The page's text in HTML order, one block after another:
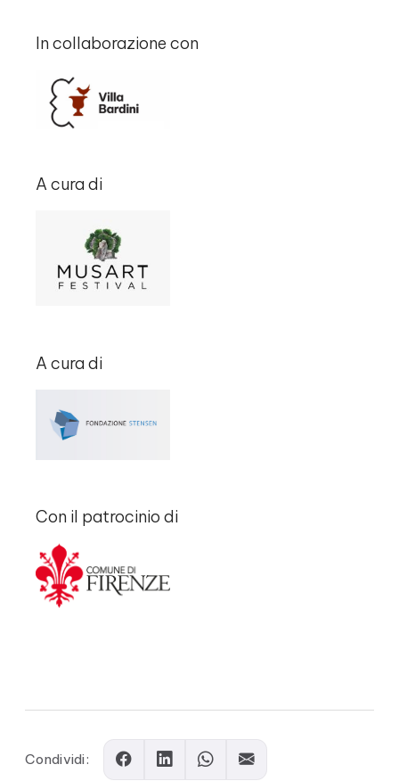
In collaborazione con
A cura di
A cura di
Con il patrocinio di
Condividi: